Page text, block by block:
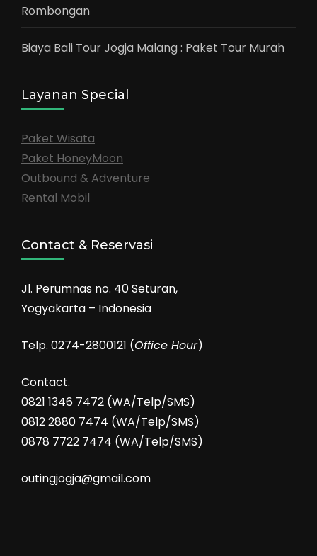
Rombongan
Biaya Bali Tour Jogja Malang : Paket Tour Murah
Layanan Special
Paket Wisata
Paket HoneyMoon
Outbound & Adventure
Rental Mobil
Contact & Reservasi
Jl. Perumnas no. 40 Seturan,
Yogyakarta – Indonesia
Telp. 0274-2800121 (Office Hour)
Contact.
0821 1346 7472 (WA/Telp/SMS)
0812 2880 7474 (WA/Telp/SMS)
0878 7722 7474 (WA/Telp/SMS)
outingjogja@gmail.com